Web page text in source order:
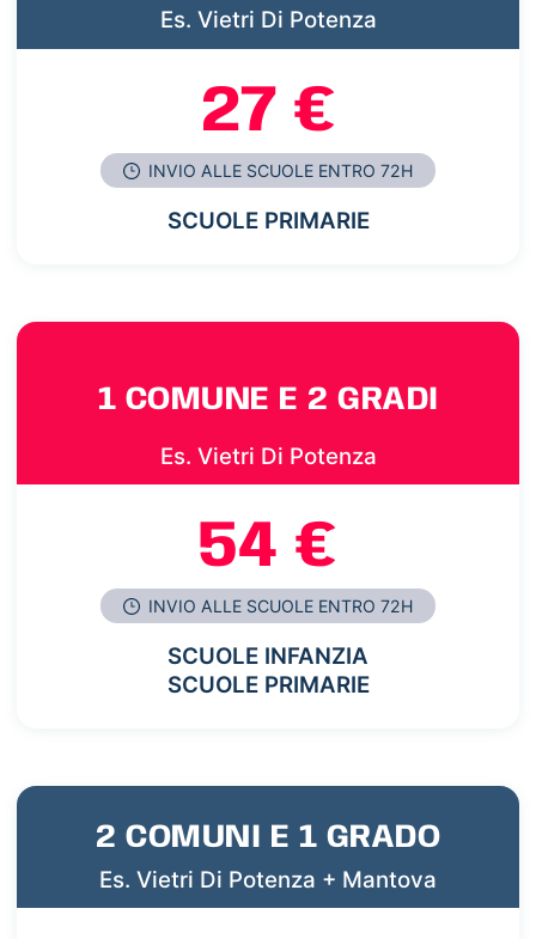
Es. Vietri Di Potenza
27 €
INVIO ALLE SCUOLE ENTRO 72H
SCUOLE PRIMARIE
1 COMUNE E 2 GRADI
Es. Vietri Di Potenza
54 €
INVIO ALLE SCUOLE ENTRO 72H
SCUOLE INFANZIA
SCUOLE PRIMARIE
2 COMUNI E 1 GRADO
Es. Vietri Di Potenza + Mantova